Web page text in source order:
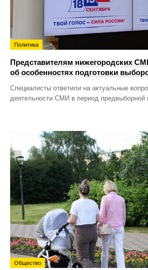
Политика
Представителям нижегородских
об особенностях подготовки
Специалисты ответили на актуальные
деятельности СМИ в период предвыборной
Общество